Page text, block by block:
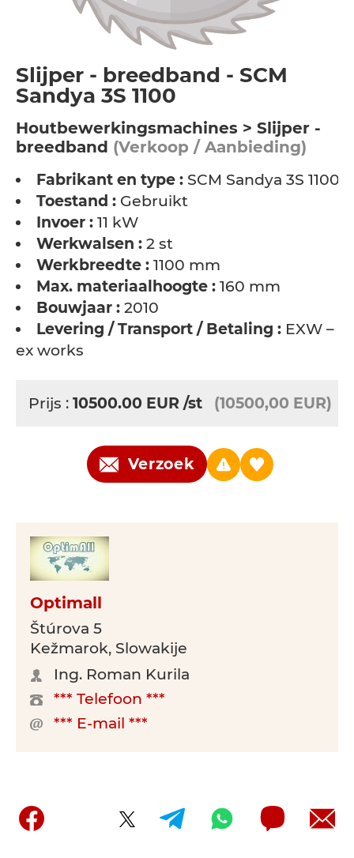
Slijper - breedband - SCM
Sandya 3S 1100
Houtbewerkingsmachines > Slijper -
breedband (Verkoop / Aanbieding)
Fabrikant en type : SCM Sandya 3S 1100
Toestand : Gebruikt
Invoer : 11 kW
Werkwalsen : 2 st
Werkbreedte : 1100 mm
Max. materiaalhoogte : 160 mm
Bouwjaar : 2010
Levering / Transport / Betaling : EXW –
ex works
Prijs : 10500.00 EUR /st (10500,00 EUR)
Verzoek
Optimall
Štúrova 5
Kežmarok, Slowakije
Ing. Roman Kurila
*** Telefoon ***
*** E-mail ***